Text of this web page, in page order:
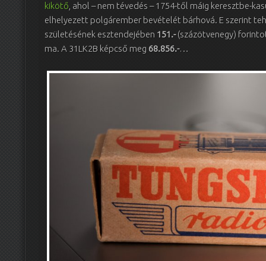
kikötő, ahol – nem tévedés – 1754-től máig keresztbe-
elhelyezett polgárember bevételét bárhová. E szerint
születésének esztendejében 151.-(százötvenegy)
ma. A 31LK2B képcső meg 68.856.-…